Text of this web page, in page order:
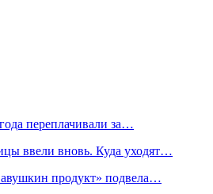
переплачивали за…
ввели вновь. Куда уходят…
продукт» подвела…